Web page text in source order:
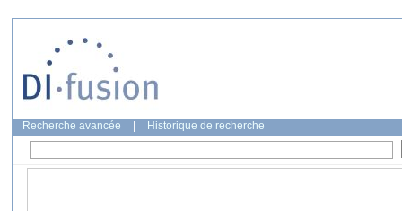
Recherche avancée Historique de recherche